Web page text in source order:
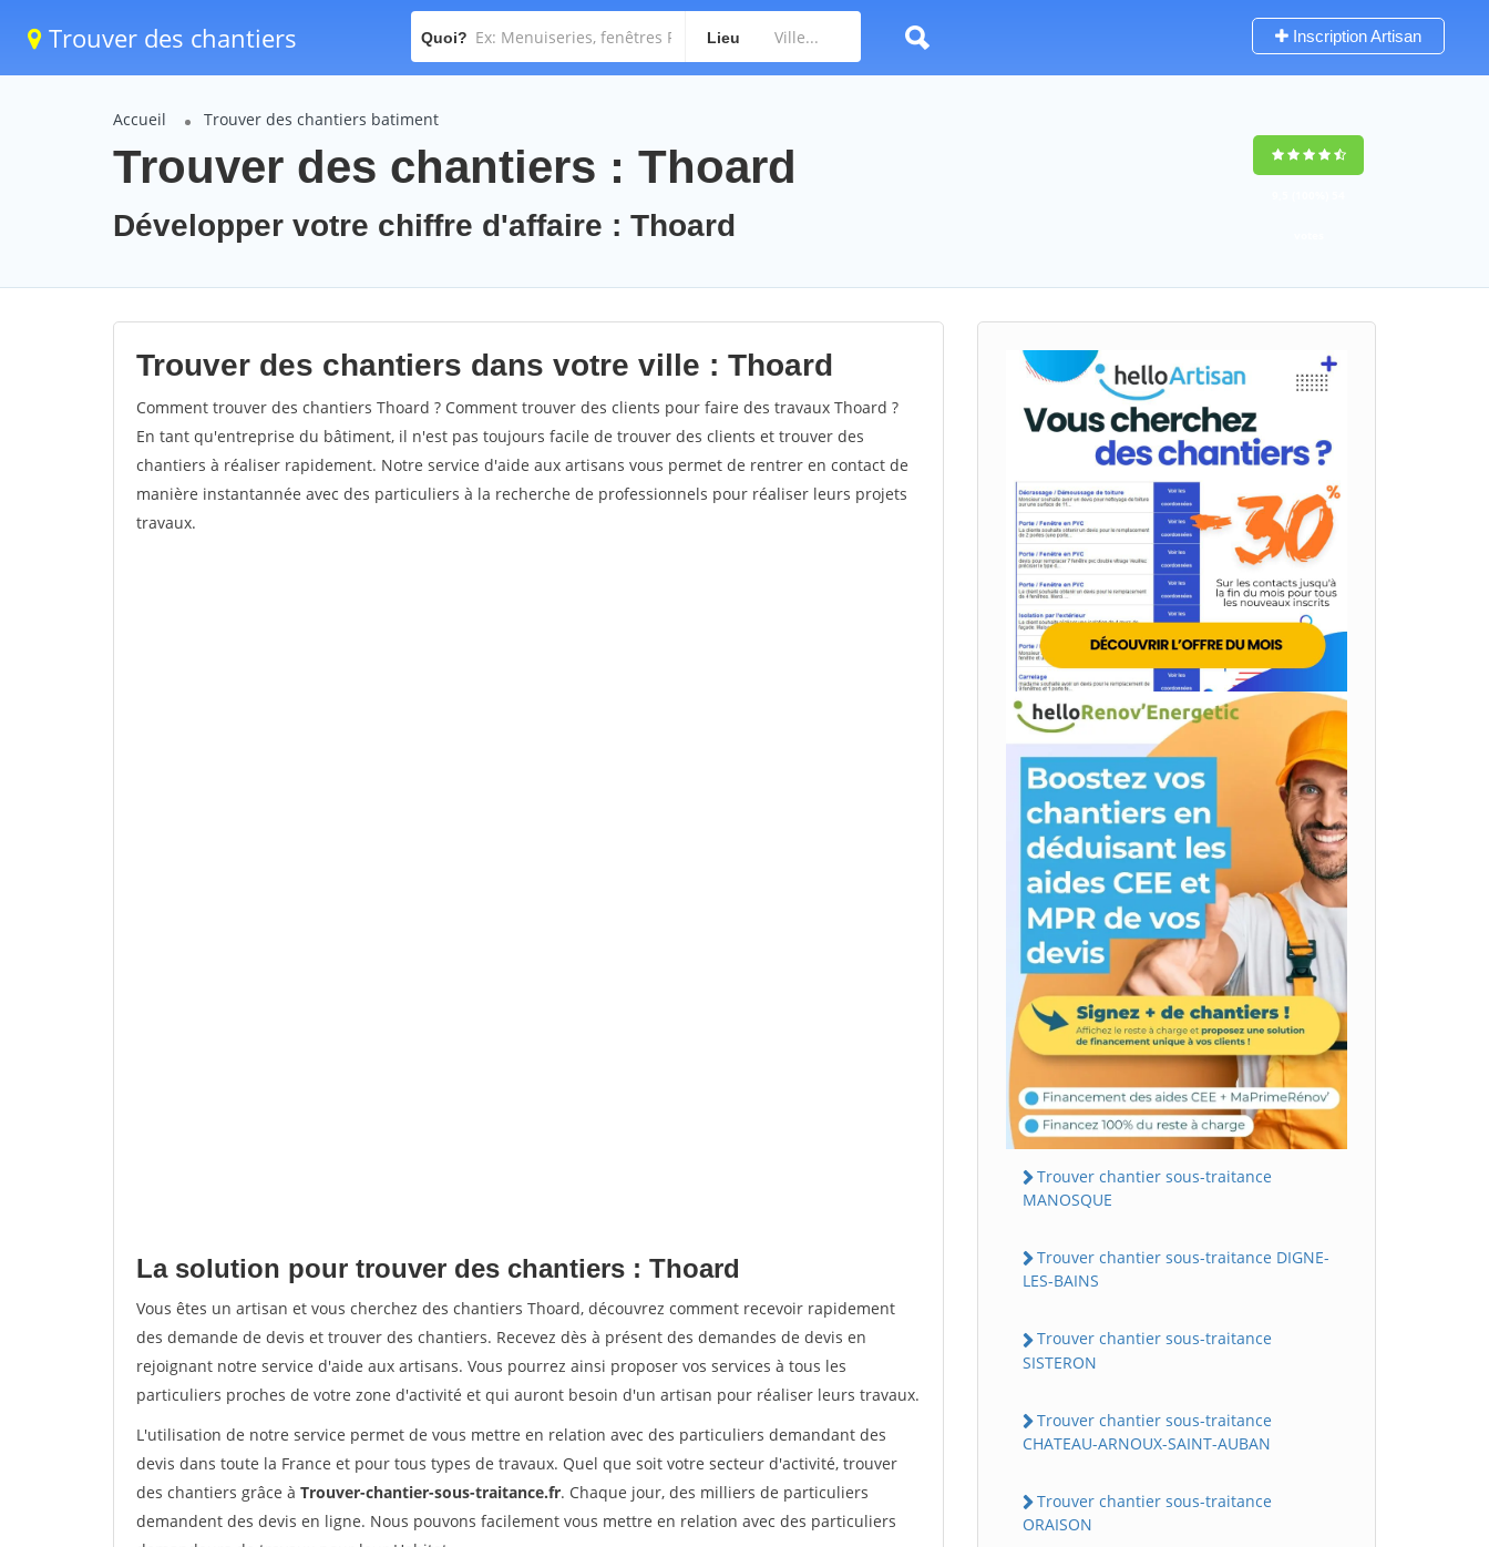
Trouver des chantiers Quoi? Lieu Inscription Artisan
Accueil Trouver des chantiers batiment
Trouver des chantiers : Thoard
Développer votre chiffre d'affaire : Thoard
Trouver des chantiers dans votre ville : Thoard
Comment trouver des chantiers Thoard ? Comment trouver des clients pour faire des travaux Thoard ?
En tant qu'entreprise du bâtiment, il n'est pas toujours facile de trouver des clients et trouver des
chantiers à réaliser rapidement. Notre service d'aide aux artisans vous permet de rentrer en contact de
manière instantannée avec des particuliers à la recherche de professionnels pour réaliser leurs projets
travaux.
La solution pour trouver des chantiers : Thoard
Vous êtes un artisan et vous cherchez des chantiers Thoard, découvrez comment recevoir rapidement
des demande de devis et trouver des chantiers. Recevez dès à présent des demandes de devis en
rejoignant notre service d'aide aux artisans. Vous pourrez ainsi proposer vos services à tous les
particuliers proches de votre zone d'activité et qui auront besoin d'un artisan pour réaliser leurs travaux.
L'utilisation de notre service permet de vous mettre en relation avec des particuliers demandant des
devis dans toute la France et pour tous types de travaux. Quel que soit votre secteur d'activité, trouver
des chantiers grâce à Trouver-chantier-sous-traitance.fr. Chaque jour, des milliers de particuliers
demandent des devis en ligne. Nous pouvons facilement vous mettre en relation avec des particuliers
Trouver chantier sous-traitance
MANOSQUE
Trouver chantier sous-traitance DIGNE-
LES-BAINS
Trouver chantier sous-traitance
SISTERON
Trouver chantier sous-traitance
CHATEAU-ARNOUX-SAINT-AUBAN
Trouver chantier sous-traitance
ORAISON